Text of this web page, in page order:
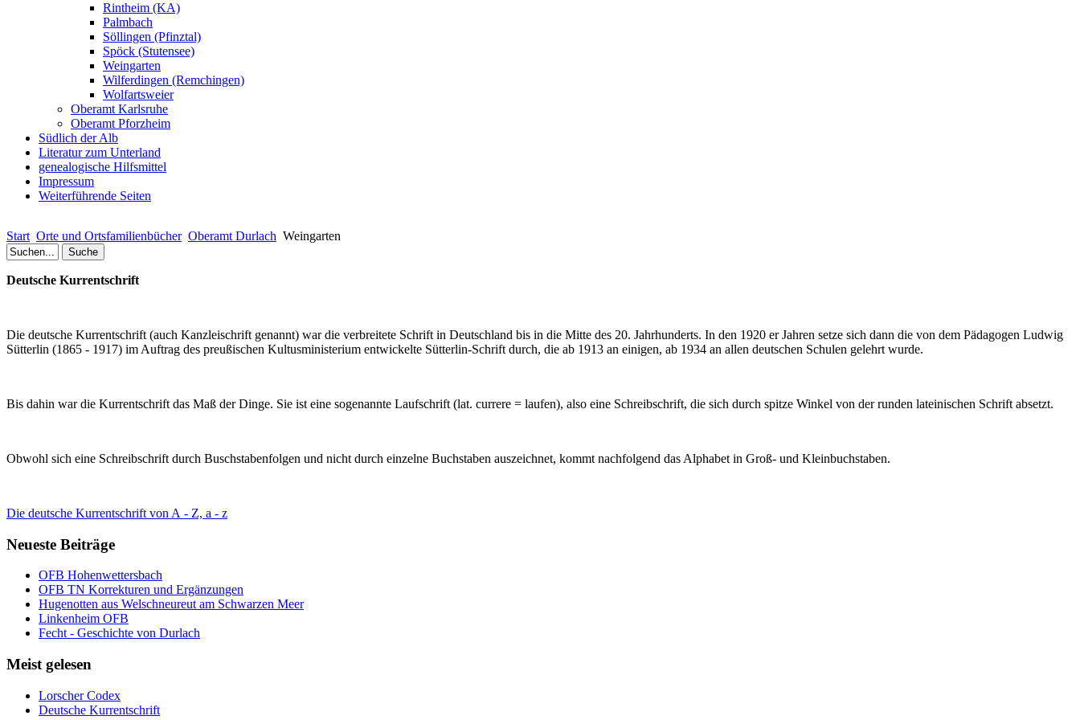
Rintheim (KA)
Palmbach
Söllingen (Pfinztal)
Spöck (Stutensee)
Weingarten
Wilferdingen (Remchingen)
Wolfartsweier
Oberamt Karlsruhe
Oberamt Pforzheim
Südlich der Alb
Literatur zum Unterland
genealogische Hilfsmittel
Impressum
Weiterführende Seiten
Start Orte und Ortsfamilienbücher Oberamt Durlach Weingarten
Deutsche Kurrentschrift
Die deutsche Kurrentschrift (auch Kanzleischrift genannt) war die verbreitete Schrift in Deutschland bis in die Mitte des 20. Jahrhunderts. In den 1920 er Jahren setze sich dann die von dem Pädagogen Ludwig
Sütterlin (1865 - 1917) im Auftrag des preußischen Kultusministerium entwickelte Sütterlin-Schrift durch, die ab 1913 an einigen, ab 1934 an allen deutschen Schulen gelehrt wurde.
Bis dahin war die Kurrentschrift das Maß der Dinge. Sie ist eine sogenannte Laufschrift (lat. currere = laufen), also eine Schreibschrift, die sich durch spitze Winkel von der runden lateinischen Schrift absetzt.
Obwohl sich eine Schreibschrift durch Buschstabenfolgen und nicht durch einzelne Buchstaben auszeichnet, kommt nachfolgend das Alphabet in Groß- und Kleinbuchstaben.
Die deutsche Kurrentschrift von A - Z, a - z
Neueste Beiträge
OFB Hohenwettersbach
OFB TN Korrekturen und Ergänzungen
Hugenotten aus Welschneureut am Schwarzen Meer
Linkenheim OFB
Fecht - Geschichte von Durlach
Meist gelesen
Lorscher Codex
Deutsche Kurrentschrift